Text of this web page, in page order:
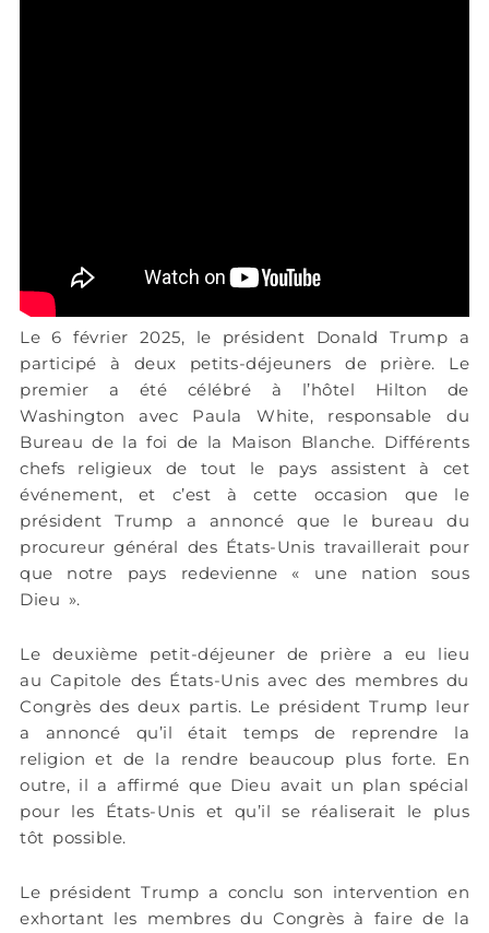
Le 6 février 2025, le président Donald Trump a
participé à deux petits-déjeuners de prière. Le
premier a été célébré à l’hôtel Hilton de
Washington avec Paula White, responsable du
Bureau de la foi de la Maison Blanche. Différents
chefs religieux de tout le pays assistent à cet
événement, et c’est à cette occasion que le
président Trump a annoncé que le bureau du
procureur général des États-Unis travaillerait pour
que notre pays redevienne « une nation sous
Dieu ».
Le deuxième petit-déjeuner de prière a eu lieu
au Capitole des États-Unis avec des membres du
Congrès des deux partis. Le président Trump leur
a annoncé qu’il était temps de reprendre la
religion et de la rendre beaucoup plus forte. En
outre, il a affirmé que Dieu avait un plan spécial
pour les États-Unis et qu’il se réaliserait le plus
tôt possible.
Le président Trump a conclu son intervention en
exhortant les membres du Congrès à faire de la